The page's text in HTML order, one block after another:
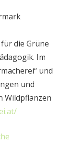
die Grüne
Im
und
und
Wildpflanzen